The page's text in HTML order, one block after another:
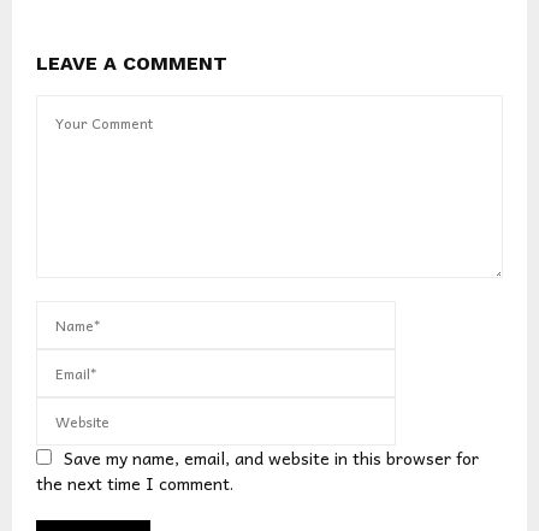
LEAVE A COMMENT
Save my name, email, and website in this browser for
the next time I comment.